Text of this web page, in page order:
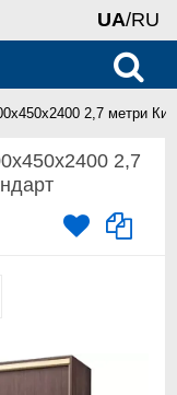
UA/RU
2,7 метри
2,7